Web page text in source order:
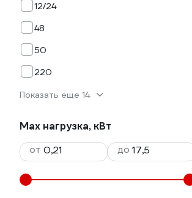
12/24
48
50
220
Показать еще 14
Max нагрузка, кВт
от
до